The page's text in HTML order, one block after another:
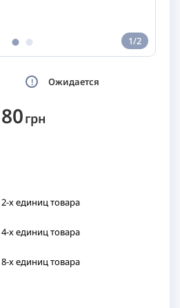
1/2
Ожидается
80грн
2-х едиництовара
4-х едиництовара
8-х едиництовара